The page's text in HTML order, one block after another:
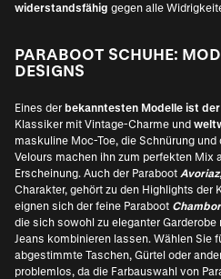
widerstandsfähig gegen alle
PARABOOT SCHUHE:
DESIGNS
Eines der bekanntesten Modelle ist
Klassiker mit Vintage-Charme und
maskuline Moc-Toe, die Schnürung
Velours machen ihn zum perfekten Mix
Erscheinung. Auch der Paraboot Avoriaz
Charakter, gehört zu den Highlights der
eignen sich der feine Paraboot
die sich sowohl zu eleganter
Jeans kombinieren lassen. Wählen Sie
abgestimmte Taschen, Gürtel oder
problemlos, da die Farbauswahl von